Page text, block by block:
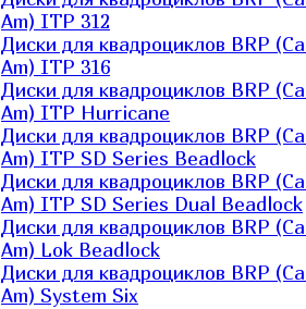
Am) ITP 312
Диски для квадроциклов BRP
Am) ITP 316
Диски для квадроциклов BRP
Am) ITP Hurricane
Диски для квадроциклов BRP
Am) ITP SD Series Beadlock
Диски для квадроциклов BRP
Am) ITP SD Series Dual Beadlock
Диски для квадроциклов BRP
Am) Lok Beadlock
Диски для квадроциклов BRP
Am) System Six